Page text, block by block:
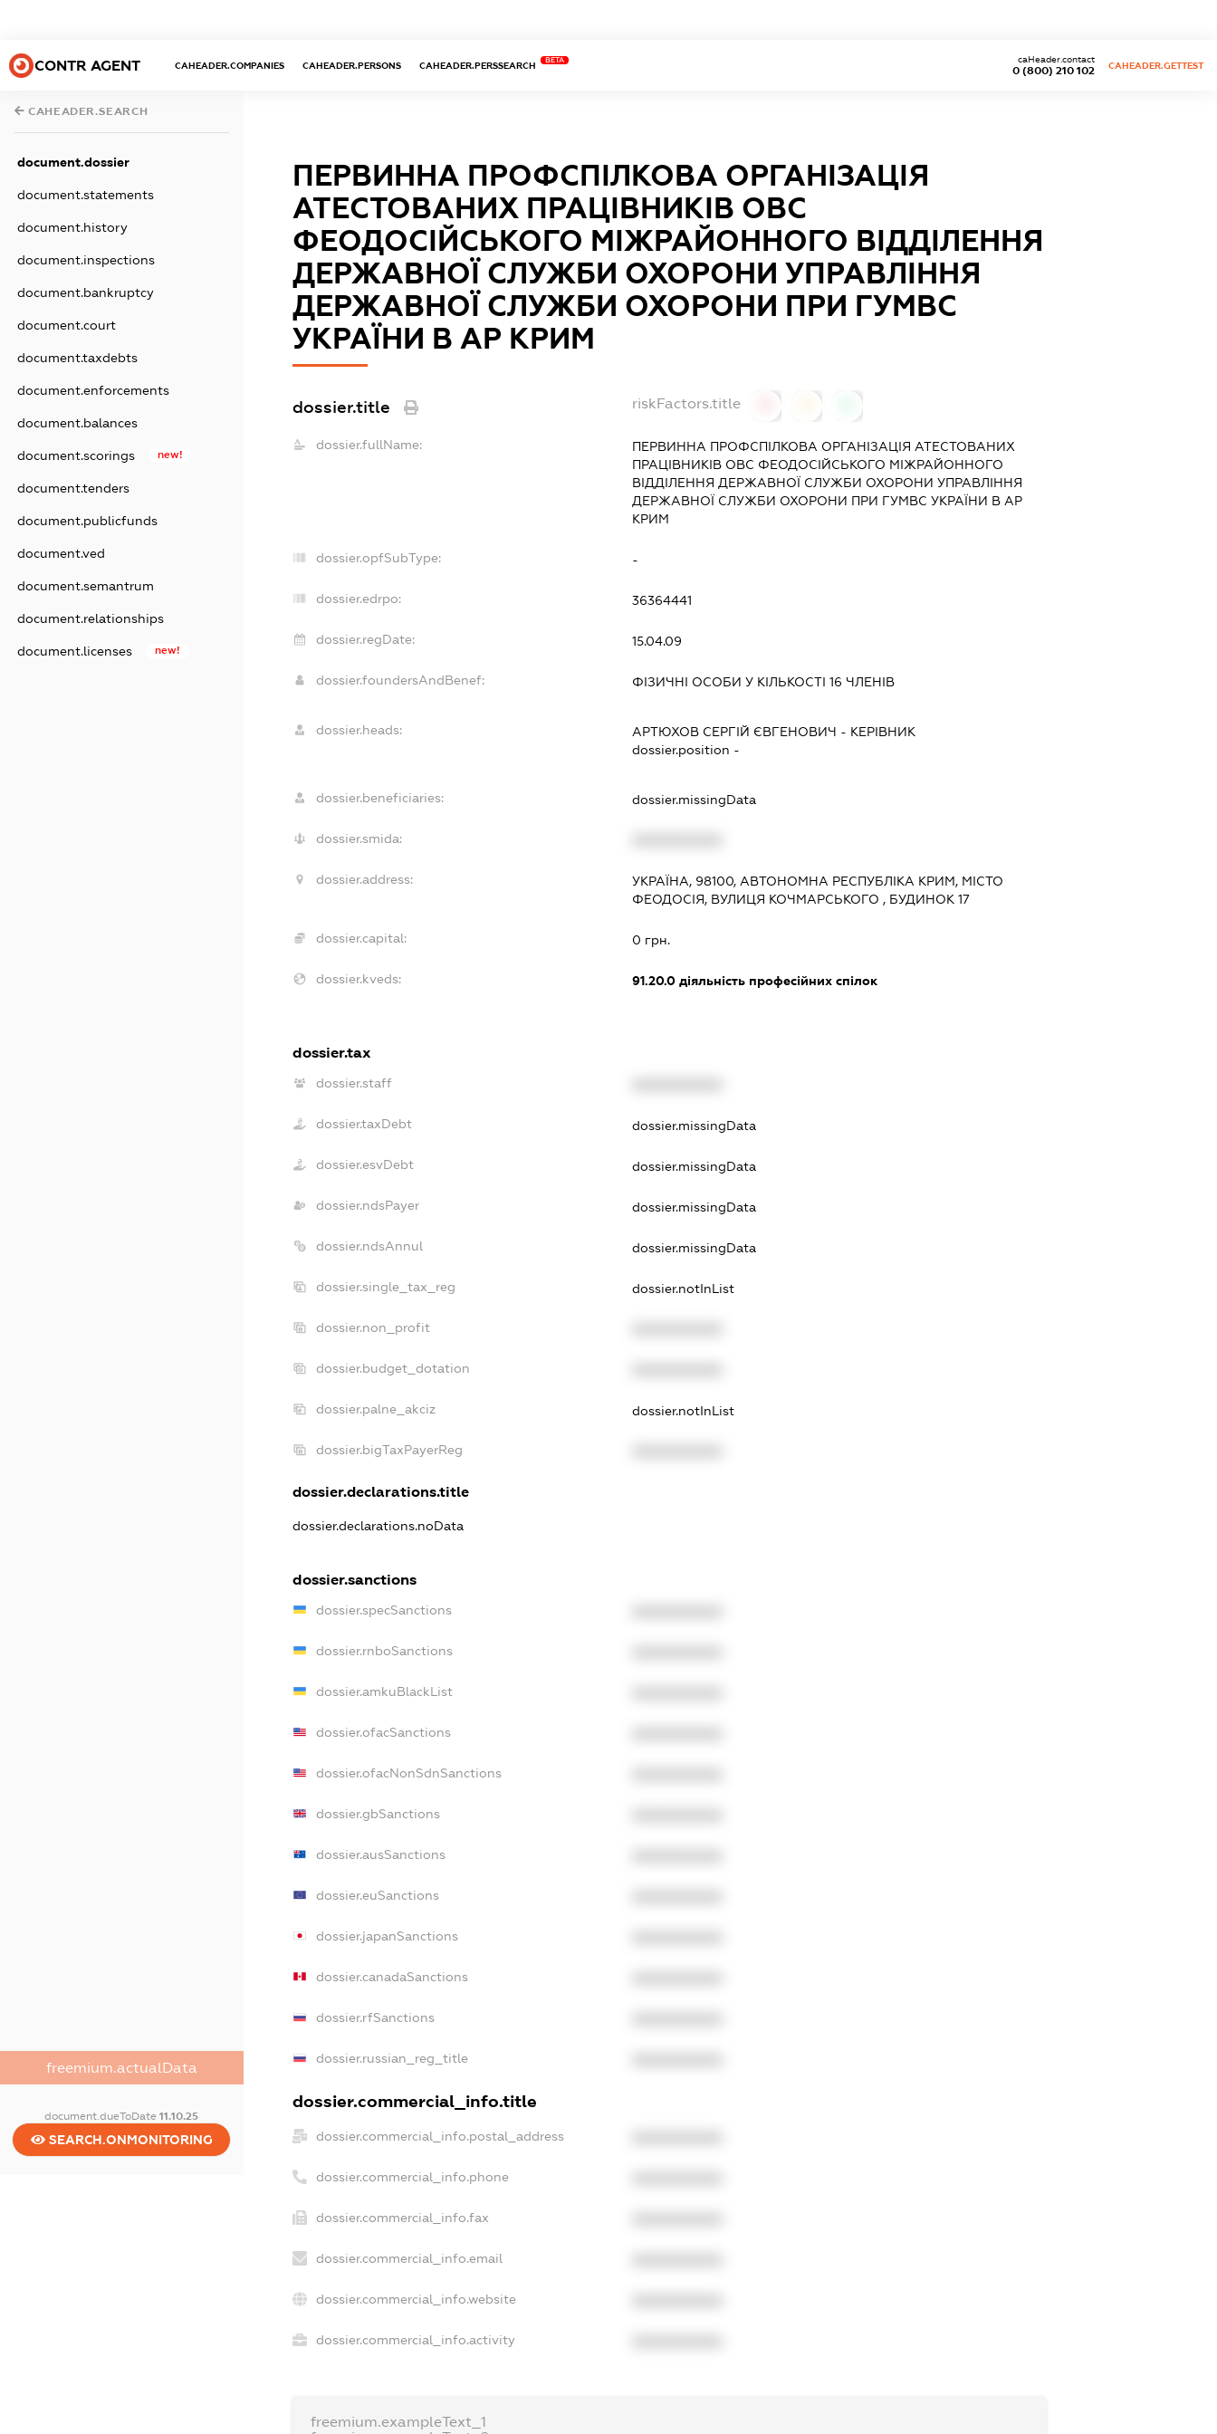
CONTR AGENT CAHEADER.COMPANIES CAHEADER.PERSONS CAHEADER.PERSSEARCH
BETA
0 (800) 210 102
caHeader.contact
CAHEADER.GETTEST
CAHEADER.SEARCH
document.dossier
document.statements
document.history
document.inspections
document.bankruptcy
document.court
document.taxdebts
document.enforcements
document.balances
document.scorings new!
document.tenders
document.publicfunds
document.ved
document.semantrum
document.relationships
document.licenses new!
freemium.actualData
document.dueToDate11.10.25
SEARCH.ONMONITORING
ПЕРВИННА ПРОФСПІЛКОВА ОРГАНІЗАЦІЯ
АТЕСТОВАНИХ ПРАЦІВНИКІВ ОВС
ФЕОДОСІЙСЬКОГО МІЖРАЙОННОГО ВІДДІЛЕННЯ
ДЕРЖАВНОЇ СЛУЖБИ ОХОРОНИ УПРАВЛІННЯ
ДЕРЖАВНОЇ СЛУЖБИ ОХОРОНИ ПРИ ГУМВС
УКРАЇНИ В АР КРИМ
dossier.title riskFactors.title
dossier.fullName:
ПЕРВИННА ПРОФСПІЛКОВА ОРГАНІЗАЦІЯ АТЕСТОВАНИХ
ПРАЦІВНИКІВ ОВС ФЕОДОСІЙСЬКОГО МІЖРАЙОННОГО
ВІДДІЛЕННЯ ДЕРЖАВНОЇ СЛУЖБИ ОХОРОНИ УПРАВЛІННЯ
ДЕРЖАВНОЇ СЛУЖБИ ОХОРОНИ ПРИ ГУМВС УКРАЇНИ В АР
КРИМ
dossier.opfSubType: -
dossier.edrpo: 36364441
dossier.regDate: 15.04.09
dossier.foundersAndBenef: ФІЗИЧНІ ОСОБИ У КІЛЬКОСТІ 16 ЧЛЕНІВ
dossier.heads: АРТЮХОВ СЕРГІЙ ЄВГЕНОВИЧ - КЕРІВНИК
dossier.position -
dossier.beneficiaries: dossier.missingData
dossier.smida:
dossier.address:
УКРАЇНА, 98100, АВТОНОМНА РЕСПУБЛІКА КРИМ, МІСТО
ФЕОДОСІЯ, ВУЛИЦЯ КОЧМАРСЬКОГО , БУДИНОК 17
dossier.capital: 0 грн.
dossier.kveds: 91.20.0діяльність професійних спілок
dossier.tax
dossier.staff
dossier.taxDebt dossier.missingData
dossier.esvDebt dossier.missingData
dossier.ndsPayer dossier.missingData
dossier.ndsAnnul dossier.missingData
dossier.single_tax_reg dossier.notInList
dossier.non_profit
dossier.budget_dotation
dossier.palne_akciz dossier.notInList
dossier.bigTaxPayerReg
dossier.declarations.title
dossier.declarations.noData
dossier.sanctions
dossier.specSanctions
dossier.rnboSanctions
dossier.amkuBlackList
dossier.ofacSanctions
dossier.ofacNonSdnSanctions
dossier.gbSanctions
dossier.ausSanctions
dossier.euSanctions
dossier.japanSanctions
dossier.canadaSanctions
dossier.rfSanctions
dossier.russian_reg_title
dossier.commercial_info.title
dossier.commercial_info.postal_address
dossier.commercial_info.phone
dossier.commercial_info.fax
dossier.commercial_info.email
dossier.commercial_info.website
dossier.commercial_info.activity
freemium.exampleText_1